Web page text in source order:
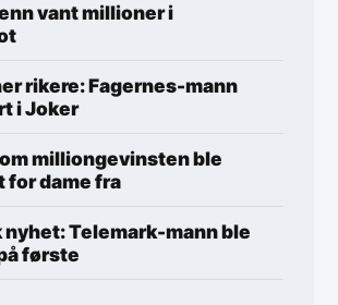
vant millioner i
rikere: Fagernes-mann
i Joker
milliongevinsten ble
dame fra
Telemark-mann ble
første